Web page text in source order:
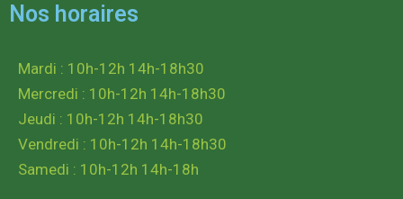
Nos horaires
Mardi : 10h-12h 14h-18h30
Mercredi : 10h-12h 14h-18h30
Jeudi : 10h-12h 14h-18h30
Vendredi : 10h-12h 14h-18h30
Samedi : 10h-12h 14h-18h